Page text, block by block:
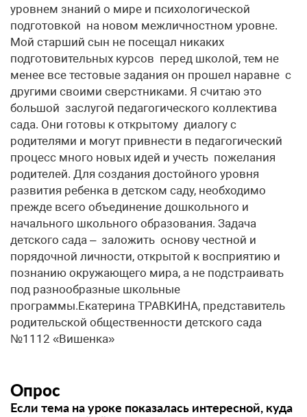
уровнем знаний о мире и психологической
подготовкой на новом межличностном уровне.
Мой старший сын не посещал никаких
подготовительных курсов перед школой, тем не
менее все тестовые задания он прошел наравне с
другими своими сверстниками. Я считаю это
большой заслугой педагогического коллектива
сада. Они готовы к открытому диалогу с
родителями и могут привнести в педагогический
процесс много новых идей и учесть пожелания
родителей. Для создания достойного уровня
развития ребенка в детском саду, необходимо
прежде всего объединение дошкольного и
начального школьного образования. Задача
детского сада – заложить основу честной и
порядочной личности, открытой к восприятию и
познанию окружающего мира, а не подстраивать
под разнообразные школьные
программы.Екатерина ТРАВКИНА, представитель
родительской общественности детского сада
№1112 «Вишенка»
Опрос
Если тема на уроке показалась интересной, куда